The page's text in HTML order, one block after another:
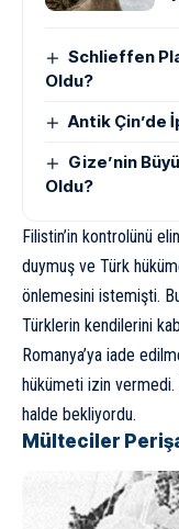
Schlieffen
Oldu?
Antik Çin’de
Gize’nin
Oldu?
Filistin’in kontrolünü
duymuş ve Türk
önlemesini istemişti.
Türklerin kendilerini
Romanya’ya iade
hükümeti izin
halde bekliyordu.
Mülteciler